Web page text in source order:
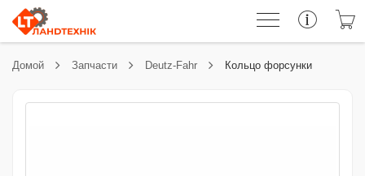
Домой Запчасти Deutz-Fahr Кольцо форсунки